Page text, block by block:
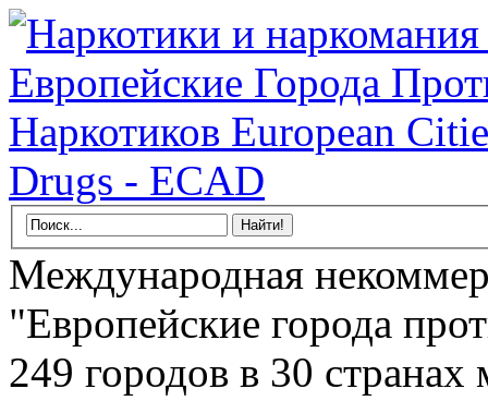
Международная
"Европейские города
249 городов в 30